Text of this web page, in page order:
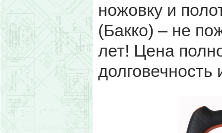
ножовку и
(Бакко) – не
лет! Цена
долговечность